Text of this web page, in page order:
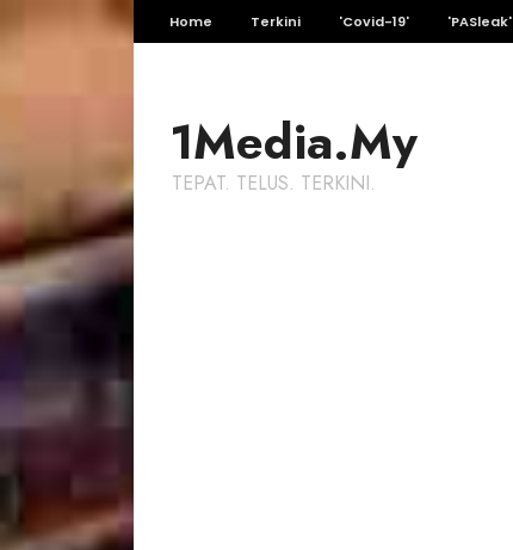
Home Terkini 'Covid-19' 'PASleak'
1Media.My
TEPAT. TELUS. TERKINI.